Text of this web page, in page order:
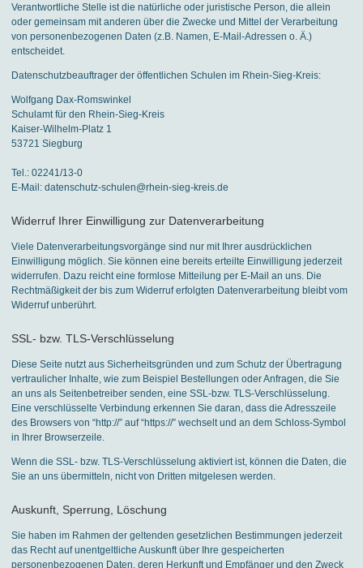
Verantwortliche Stelle ist die natürliche oder juristische Person, die allein
oder gemeinsam mit anderen über die Zwecke und Mittel der Verarbeitung
von personenbezogenen Daten (z.B. Namen, E-Mail-Adressen o. Ä.)
entscheidet.
Datenschutzbeauftrager der öffentlichen Schulen im Rhein-Sieg-Kreis:
Wolfgang Dax-Romswinkel
Schulamt für den Rhein-Sieg-Kreis
Kaiser-Wilhelm-Platz 1
53721 Siegburg
Tel.: 02241/13-0
E-Mail: datenschutz-schulen@rhein-sieg-kreis.de
Widerruf Ihrer Einwilligung zur Datenverarbeitung
Viele Datenverarbeitungsvorgänge sind nur mit Ihrer ausdrücklichen
Einwilligung möglich. Sie können eine bereits erteilte Einwilligung jederzeit
widerrufen. Dazu reicht eine formlose Mitteilung per E-Mail an uns. Die
Rechtmäßigkeit der bis zum Widerruf erfolgten Datenverarbeitung bleibt vom
Widerruf unberührt.
SSL- bzw. TLS-Verschlüsselung
Diese Seite nutzt aus Sicherheitsgründen und zum Schutz der Übertragung
vertraulicher Inhalte, wie zum Beispiel Bestellungen oder Anfragen, die Sie
an uns als Seitenbetreiber senden, eine SSL-bzw. TLS-Verschlüsselung.
Eine verschlüsselte Verbindung erkennen Sie daran, dass die Adresszeile
des Browsers von “http://” auf “https://” wechselt und an dem Schloss-Symbol
in Ihrer Browserzeile.
Wenn die SSL- bzw. TLS-Verschlüsselung aktiviert ist, können die Daten, die
Sie an uns übermitteln, nicht von Dritten mitgelesen werden.
Auskunft, Sperrung, Löschung
Sie haben im Rahmen der geltenden gesetzlichen Bestimmungen jederzeit
das Recht auf unentgeltliche Auskunft über Ihre gespeicherten
personenbezogenen Daten, deren Herkunft und Empfänger und den Zweck